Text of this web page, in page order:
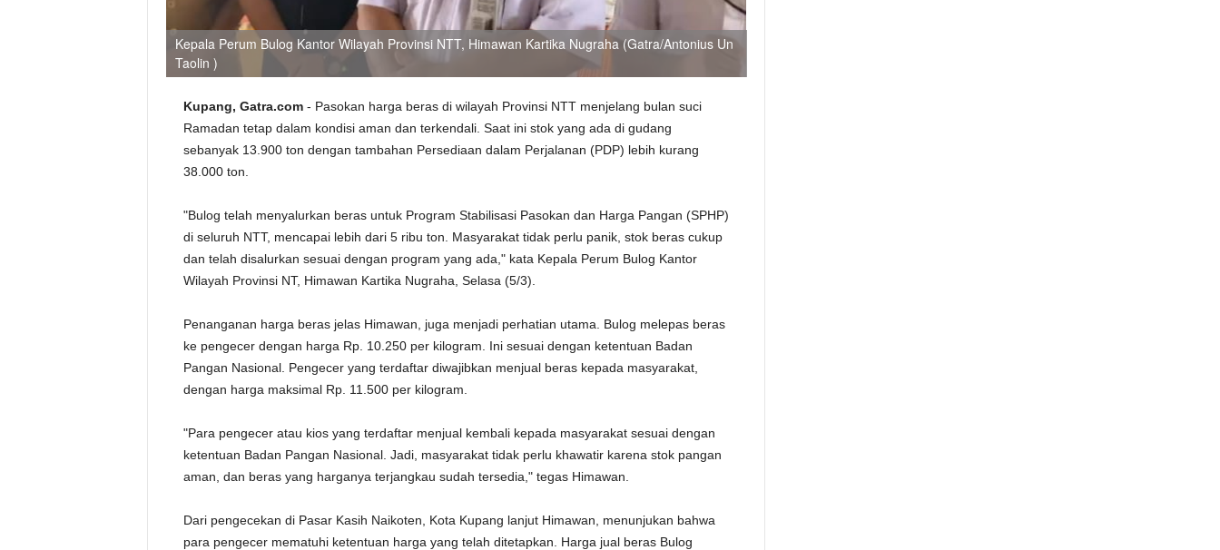
Kepala Perum Bulog Kantor Wilayah Provinsi NTT, Himawan Kartika Nugraha (Gatra/Antonius Un
Taolin )
Kupang, Gatra.com - Pasokan harga beras di wilayah Provinsi NTT menjelang bulan suci
Ramadan tetap dalam kondisi aman dan terkendali. Saat ini stok yang ada di gudang
sebanyak 13.900 ton dengan tambahan Persediaan dalam Perjalanan (PDP) lebih kurang
38.000 ton.
"Bulog telah menyalurkan beras untuk Program Stabilisasi Pasokan dan Harga Pangan (SPHP)
di seluruh NTT, mencapai lebih dari 5 ribu ton. Masyarakat tidak perlu panik, stok beras cukup
dan telah disalurkan sesuai dengan program yang ada," kata Kepala Perum Bulog Kantor
Wilayah Provinsi NT, Himawan Kartika Nugraha, Selasa (5/3).
Penanganan harga beras jelas Himawan, juga menjadi perhatian utama. Bulog melepas beras
ke pengecer dengan harga Rp. 10.250 per kilogram. Ini sesuai dengan ketentuan Badan
Pangan Nasional. Pengecer yang terdaftar diwajibkan menjual beras kepada masyarakat,
dengan harga maksimal Rp. 11.500 per kilogram.
"Para pengecer atau kios yang terdaftar menjual kembali kepada masyarakat sesuai dengan
ketentuan Badan Pangan Nasional. Jadi, masyarakat tidak perlu khawatir karena stok pangan
aman, dan beras yang harganya terjangkau sudah tersedia," tegas Himawan.
Dari pengecekan di Pasar Kasih Naikoten, Kota Kupang lanjut Himawan, menunjukan bahwa
para pengecer mematuhi ketentuan harga yang telah ditetapkan. Harga jual beras Bulog